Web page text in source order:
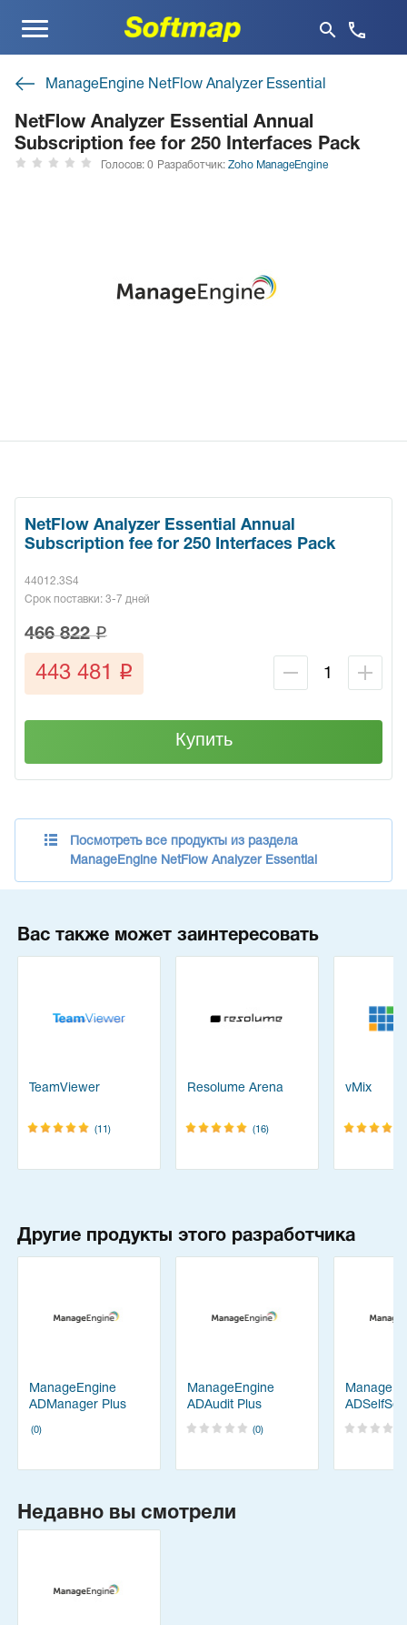
Меню
ManageEngine NetFlow Analyzer Essential
NetFlow Analyzer Essential Annual
Subscription fee for 250 Interfaces Pack
Голосов: 0 Разработчик: Zoho ManageEngine
NetFlow Analyzer Essential Annual
Subscription fee for 250 Interfaces Pack
44012.3S4
Срок поставки: 3-7 дней
466 822q
443 481 q
Купить
Посмотреть все продукты из раздела
ManageEngine NetFlow Analyzer Essential
Вас также может заинтересовать
TeamViewer
(11)
Resolume Arena
(16)
vMix
Другие продукты этого разработчика
ManageEngine
ADManager Plus
(0)
ManageEngine
ADAudit Plus
(0)
Недавно вы смотрели